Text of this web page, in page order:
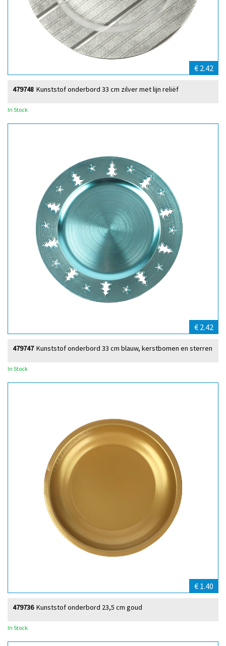
€ 2.42
Kunststof onderbord 33 cm zilver met lijn reliëf
479748
In Stock
€ 2.42
Kunststof onderbord 33 cm blauw, kerstbomen en sterren
479747
In Stock
€ 1.40
Kunststof onderbord 23,5 cm goud
479736
In Stock